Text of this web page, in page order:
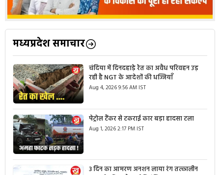
मध्यप्रदेश समाचार
चंदिया में दिनदहाड़े रेत का अवैध परिवहन उड़
रही है NGT के आदेशों की धज्जियाँ
Aug 4, 2026 9:56 AM IST
पेट्रोल टैंकर से टकराई कार बड़ा हादसा टला
Aug 1, 2026 2:17 PM IST
3 दिन का आमरण अनशन लाया रंग तत्कालीन